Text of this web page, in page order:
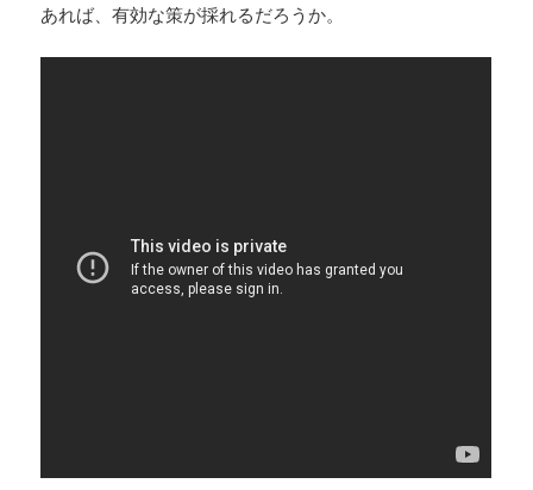
あれば、有効な策が採れるだろうか。